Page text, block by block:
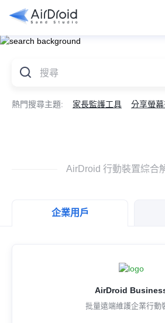
熱門搜尋主題: 家長監護工具 分享螢
AirDroid 行動裝置綜合
企業用戶
AirDroid
批量遠端維護企業行動